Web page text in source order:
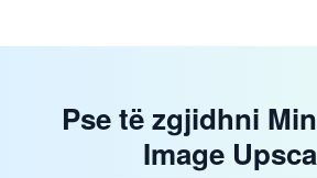
Pse të zgjidhni
Image